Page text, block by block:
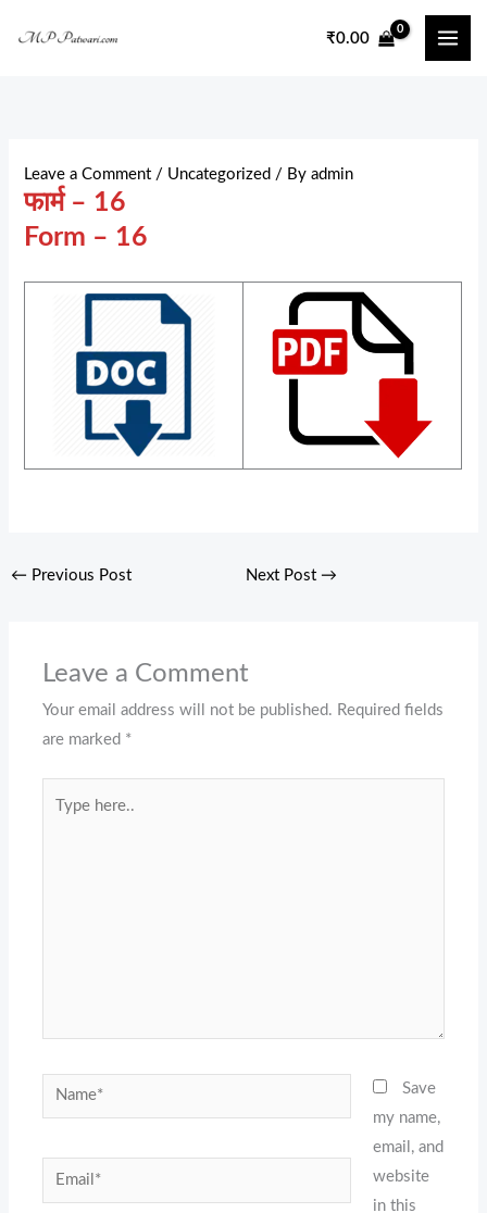
₹0.00
Leave a Comment / Uncategorized / Byadmin
फार्म – 16
Form – 16
← Previous Post Next Post →
Leave a Comment
Your email address will not be published. Required fields
are marked *
Name*
Email*
Save
my name,
email, and
website
in this